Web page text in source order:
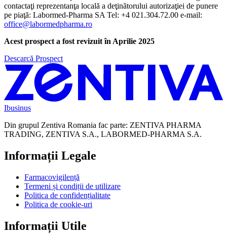
contactaţi reprezentanţa locală a deţinătorului autorizaţiei de punere
pe piaţă: Labormed-Pharma SA Tel: +4 021.304.72.00 e-mail:
office@labormedpharma.ro
Acest prospect a fost revizuit în Aprilie 2025
Descarcă Prospect
Ibusinus
Din grupul Zentiva Romania fac parte: ZENTIVA PHARMA
TRADING, ZENTIVA S.A., LABORMED-PHARMA S.A.
Informații Legale
Farmacovigilență
Termeni și condiții de utilizare
Politica de confidențialitate
Politica de cookie-uri
Informații Utile